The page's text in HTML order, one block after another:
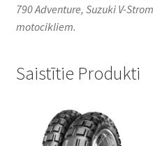
790 Adventure, Suzuki V-
motocikliem.
Saistītie Produkti